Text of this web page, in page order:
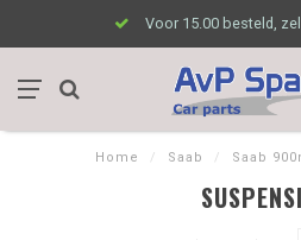
Voor 15.00 besteld,
Home / Saab / Saab